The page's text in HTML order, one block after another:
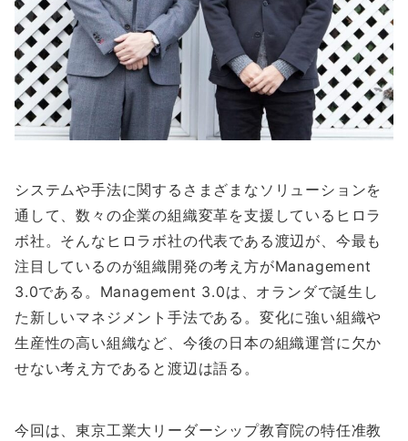
システムや手法に関するさまざまなソリューションを
通して、数々の企業の組織変革を支援しているヒロラ
ボ社。そんなヒロラボ社の代表である渡辺が、今最も
注目しているのが組織開発の考え方がManagement
3.0である。Management 3.0は、オランダで誕生し
た新しいマネジメント手法である。変化に強い組織や
生産性の高い組織など、今後の日本の組織運営に欠か
せない考え方であると渡辺は語る。
今回は、東京工業大リーダーシップ教育院の特任准教